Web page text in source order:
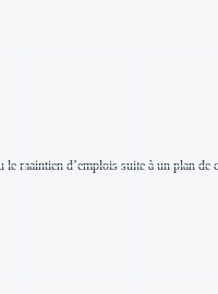
maintien d’emplois suite à un plan de